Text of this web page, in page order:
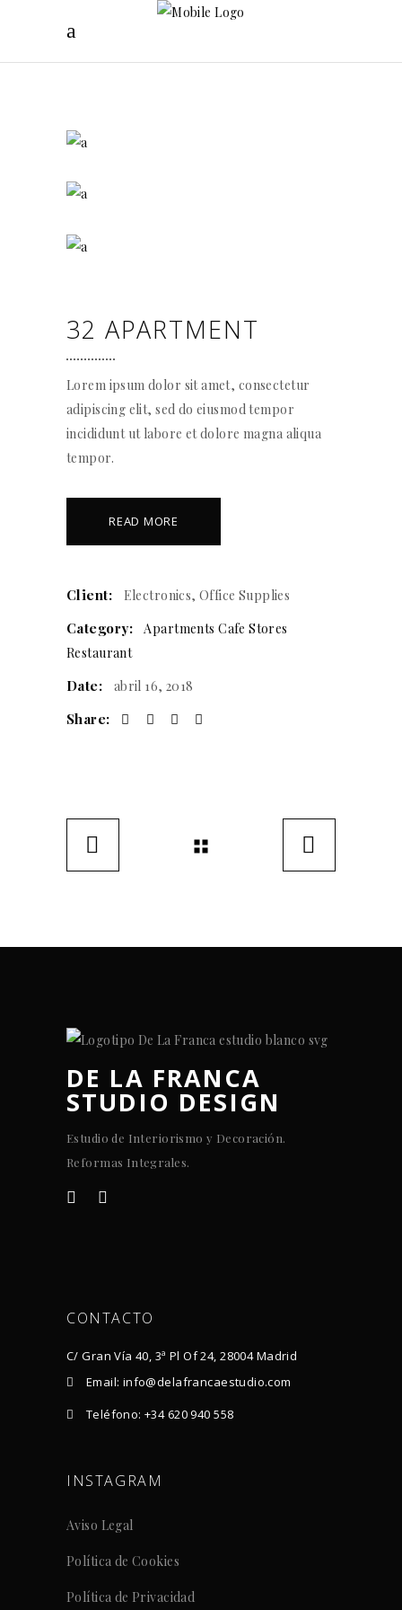
32 APARTMENT
Lorem ipsum dolor sit amet, consectetur
adipiscing elit, sed do eiusmod tempor
incididunt ut labore et dolore magna aliqua
tempor.
READ MORE
Client: Electronics, Office Supplies
Category: Apartments Cafe Stores
Restaurant
Date: abril 16, 2018
Share:
DE LA FRANCA
STUDIO DESIGN
Estudio de Interiorismo y Decoración.
Reformas Integrales.
CONTACTO
C/ Gran Vía 40, 3ª Pl Of 24, 28004 Madrid
Email: info@delafrancaestudio.com
Teléfono: +34 620 940 558
INSTAGRAM
Aviso Legal
Política de Cookies
Política de Privacidad